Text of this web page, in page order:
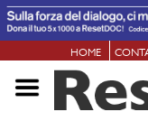
HOME